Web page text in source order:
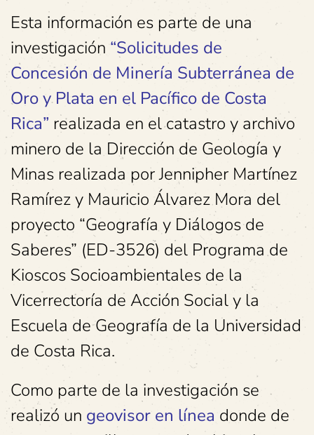
Esta información es parte de una
investigación “Solicitudes de
Concesión de Minería Subterránea de
Oro y Plata en el Pacífico de Costa
Rica” realizada en el catastro y archivo
minero de la Dirección de Geología y
Minas realizada por Jennipher Martínez
Ramírez y Mauricio Álvarez Mora del
proyecto “Geografía y Diálogos de
Saberes” (ED-3526) del Programa de
Kioscos Socioambientales de la
Vicerrectoría de Acción Social y la
Escuela de Geografía de la Universidad
de Costa Rica.
Como parte de la investigación se
realizó un geovisor en línea donde de